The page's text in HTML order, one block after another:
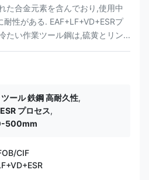
た合金元素を含んでおり,使用中
性がある. EAF+LF+VD+ESRプ
たい作業ツール鋼は,硫黄とリン...
ール 鉄鋼 高耐久性,
プロセス,
500mm
CIF